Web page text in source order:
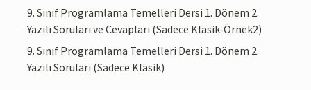
9. Sınıf Programlama Temelleri Dersi 1. Dönem 2.
Yazılı Soruları ve Cevapları (Sadece Klasik-Örnek2)
9. Sınıf Programlama Temelleri Dersi 1. Dönem 2.
Yazılı Soruları (Sadece Klasik)